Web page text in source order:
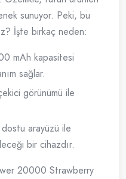
sunuyor. Peki, bu
İşte birkaç neden:
mAh kapasitesi
sağlar.
görünümü ile
dostu arayüzü ile
bir cihazdır.
20000 Strawberry